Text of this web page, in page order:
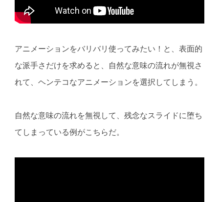
アニメーションをバリバリ使ってみたい！と、表面的
な派手さだけを求めると、自然な意味の流れが無視さ
れて、ヘンテコなアニメーションを選択してしまう。
自然な意味の流れを無視して、残念なスライドに堕ち
てしまっている例がこちらだ。